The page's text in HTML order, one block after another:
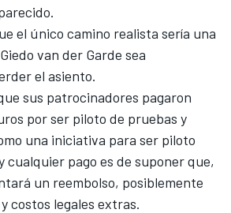
el único camino realista sería una
van der Garde sea
el asiento.
sus patrocinadores pagaron
por ser piloto de pruebas y
una iniciativa para ser piloto
cualquier pago es de suponer que,
un reembolso, posiblemente
costos legales extras.